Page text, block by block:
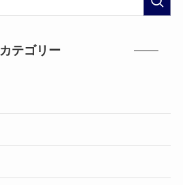
カテゴリー